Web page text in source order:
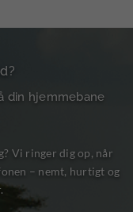
din hjemmebane
Vi ringer dig op, når
– nemt, hurtigt og